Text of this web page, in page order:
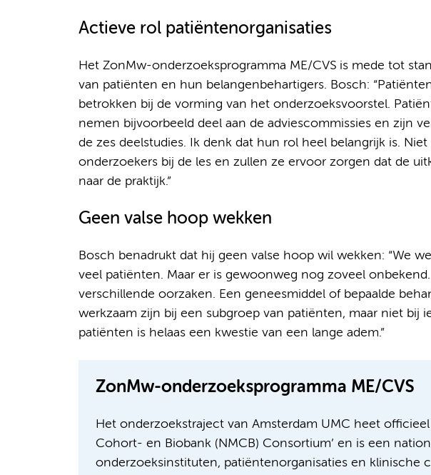
Actieve rol patiëntenorganisaties
Het ZonMw-onderzoeksprogramma ME/CVS is mede tot
van patiënten en hun belangenbehartigers. Bosch:
betrokken bij de vorming van het onderzoeksvoorstel.
nemen bijvoorbeeld deel aan de adviescommissies en zijn
de zes deelstudies. Ik denk dat hun rol heel belangrijk is.
onderzoekers bij de les en zullen ze ervoor zorgen dat de
naar de praktijk.”
Geen valse hoop wekken
Bosch benadrukt dat hij geen valse hoop wil wekken: “We
veel patiënten. Maar er is gewoonweg nog zoveel
verschillende oorzaken. Een geneesmiddel of bepaalde
werkzaam zijn bij een subgroep van patiënten, maar niet bij
patiënten is helaas een kwestie van een lange adem.”
ZonMw-onderzoeksprogramma ME/CVS
Het onderzoekstraject van Amsterdam UMC heet officieel
Cohort- en Biobank (NMCB) Consortium’ en is een
onderzoeksinstituten, patiëntenorganisaties en klinische